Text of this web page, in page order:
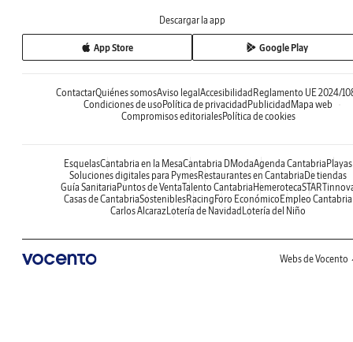
Descargar la app
App Store Google Play
ContactarQuiénes somosAviso legal Accesibilidad Reglamento UE 2024/
Condiciones de uso Política de privacidad Publicidad Mapa web
Compromisos editorialesPolítica de cookies
EsquelasCantabria en la MesaCantabria DModaAgenda Cantabria Playas
Soluciones digitales para PymesRestaurantes en Cantabria De tiendas
Guía Sanitaria Puntos de VentaTalento Cantabria Hemeroteca
Casas de CantabriaSosteniblesRacing Foro Económico Empleo Cantabria
Carlos AlcarazLotería de Navidad Lotería del Niño
Webs de Vocento